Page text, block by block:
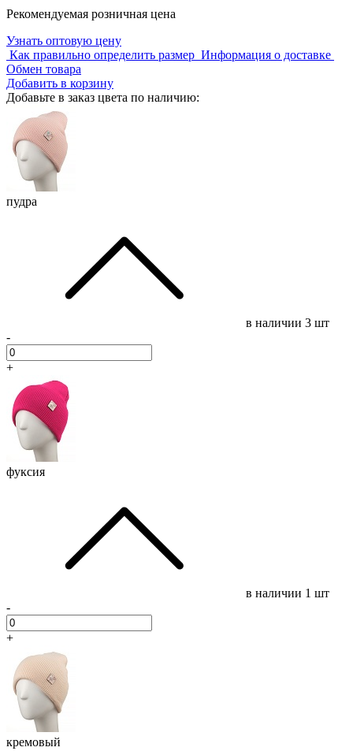
Рекомендуемая розничная цена
Узнать оптовую цену
Как правильно определить размер Информация о доставке
Обмен товара
Добавить в корзину
Добавьте в заказ цвета по наличию:
пудра
в наличии 3 шт
-
+
фуксия
в наличии 1 шт
-
+
кремовый